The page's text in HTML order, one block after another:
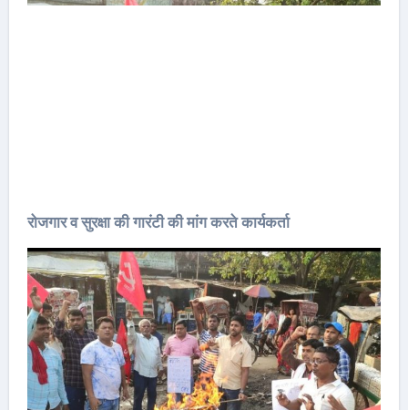
रोजगार व सुरक्षा की गारंटी की मांग करते कार्यकर्ता